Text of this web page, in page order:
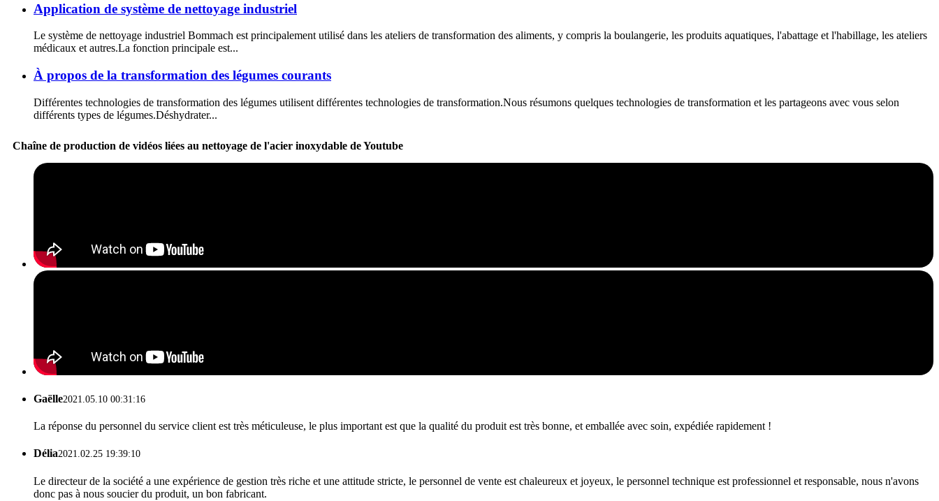
Application de système de nettoyage industriel
Le système de nettoyage industriel Bommach est principalement utilisé dans les ateliers de transformation des aliments, y compris la boulangerie, les produits aquatiques, l'abattage et l'habillage, les ateliers
médicaux et autres.La fonction principale est...
À propos de la transformation des légumes courants
Différentes technologies de transformation des légumes utilisent différentes technologies de transformation.Nous résumons quelques technologies de transformation et les partageons avec vous selon
différents types de légumes.Déshydrater...
Chaîne de production de vidéos liées au nettoyage de l'acier inoxydable de Youtube
Gaëlle2021.05.10 00:31:16
La réponse du personnel du service client est très méticuleuse, le plus important est que la qualité du produit est très bonne, et emballée avec soin, expédiée rapidement !
Délia2021.02.25 19:39:10
Le directeur de la société a une expérience de gestion très riche et une attitude stricte, le personnel de vente est chaleureux et joyeux, le personnel technique est professionnel et responsable, nous n'avons
donc pas à nous soucier du produit, un bon fabricant.